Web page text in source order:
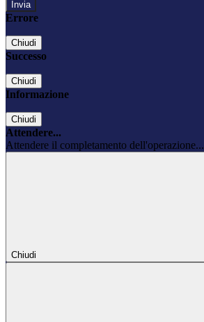
Errore
Chiudi
Successo
Chiudi
Informazione
Chiudi
Attendere...
Attendere il completamento dell'operazione...
Chiudi